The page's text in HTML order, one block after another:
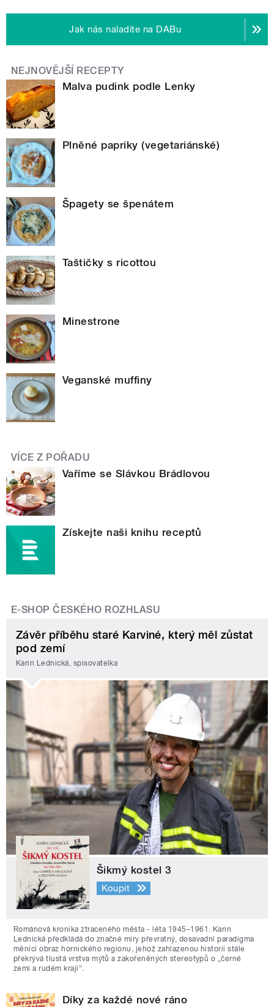
Jak nás naladíte na DABu
NEJNOVĚJŠÍ RECEPTY
Malva pudink podle Lenky
Plněné papriky (vegetariánské)
Špagety se špenátem
Taštičky s ricottou
Minestrone
Veganské muffiny
VÍCE Z POŘADU
Vaříme se Slávkou Brádlovou
Získejte naši knihu receptů
E-SHOP ČESKÉHO ROZHLASU
Závěr příběhu staré Karviné, který měl zůstat
pod zemí
Karin Lednická, spisovatelka
Šikmý kostel 3
Koupit
Románová kronika ztraceného města - léta 1945–1961. Karin
Lednická předkládá do značné míry převratný, dosavadní paradigma
měnící obraz hornického regionu, jehož zahlazenou historii stále
překrývá tlustá vrstva mýtů a zakořeněných stereotypů o „černé
zemi a rudém kraji“.
Díky za každé nové ráno